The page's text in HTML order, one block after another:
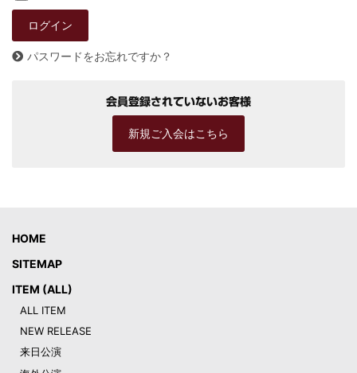
パスワードをお忘れですか？
会員登録されていないお客様
新規ご入会はこちら
HOME
SITEMAP
ITEM (ALL)
ALL ITEM
NEW RELEASE
来日公演